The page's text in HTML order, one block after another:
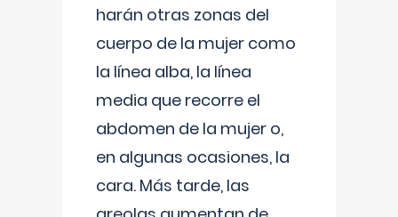
harán otras zonas del
cuerpo de la mujer como
la línea alba, la línea
media que recorre el
abdomen de la mujer o,
en algunas ocasiones, la
cara. Más tarde, las